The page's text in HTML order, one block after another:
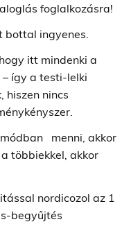
foglalkozásra!
bottal ingyenes.
itt mindenki a
így a testi-lelki
hiszen nincs
menni, akkor
többiekkel, akkor
nordicozol az 1
begyűjtés